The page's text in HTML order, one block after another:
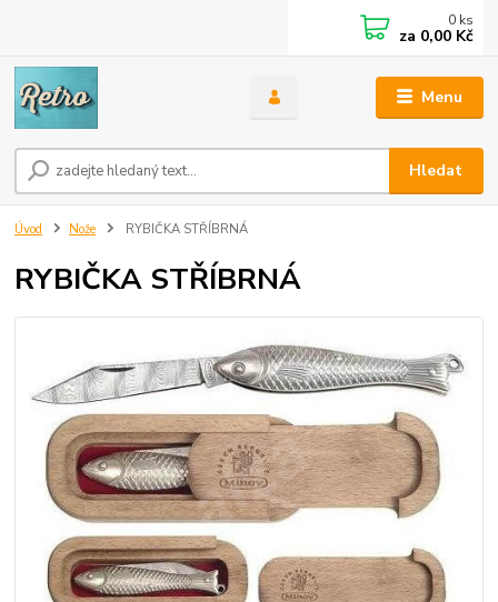
Menu
Hledat
0 ks
za 0,00 Kč
Úvod Nože RYBIČKA STŘÍBRNÁ
RYBIČKA STŘÍBRNÁ